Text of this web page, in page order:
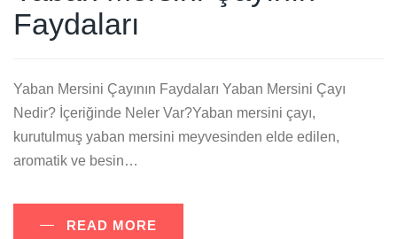
Faydaları
Yaban Mersini Çayının Faydaları Yaban Mersini Çayı
Nedir? İçeriğinde Neler Var?Yaban mersini çayı,
kurutulmuş yaban mersini meyvesinden elde edilen,
aromatik ve besin…
READ MORE